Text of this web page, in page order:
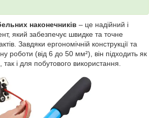
наконечників – це надійний і
який забезпечує швидке та точне
Завдяки ергономічній конструкції та
роботи (від 6 до 50 мм²), він підходить як
і для побутового використання.